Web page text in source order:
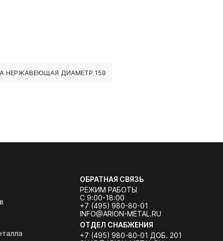
НЕРЖАВЕЮЩАЯ ДИАМЕТР 159
ОБРАТНАЯ СВЯЗЬ
РЕЖИМ РАБОТЫ
С 9:00-18:00
+7 (495) 980-80-01
INFO@ARION-METAL.RU
ОТДЕЛ СНАБЖЕНИЯ
+7 (495) 980-80-01 ДОБ. 201